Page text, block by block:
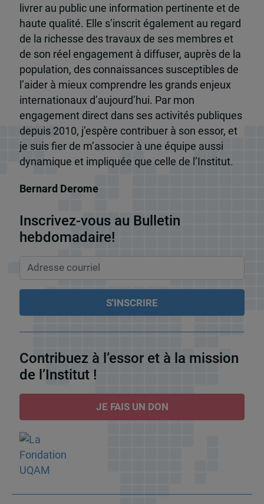
livrer au public une information pertinente et de
haute qualité. Elle s’inscrit également au regard
de la richesse des travaux de ses membres et
de son réel engagement à diffuser, auprès de la
population, des connaissances susceptibles de
l’aider à mieux comprendre les grands enjeux
internationaux d’aujourd’hui. Par mon
engagement direct dans ses activités publiques
depuis 2010, j’espère contribuer à son essor, et
je suis fier de m’associer à une équipe aussi
dynamique et impliquée que celle de l’Institut.
Bernard Derome
Inscrivez-vous au Bulletin
hebdomadaire!
Contribuez à l’essor et à la mission
de l’Institut !
JE FAIS UN DON